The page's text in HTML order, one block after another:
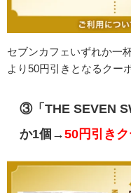
セブンカフェいずれか一
より50円引きとなるクー
③「THE SEVEN
か1個→50円引き